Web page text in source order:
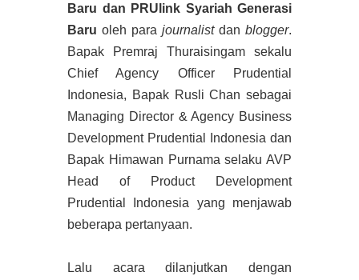
Baru dan PRUlink Syariah Generasi
Baru oleh para journalistdan blogger.
Bapak Premraj Thuraisingam sekalu
Chief Agency Officer Prudential
Indonesia, Bapak Rusli Chan sebagai
Managing Director & Agency Business
Development Prudential Indonesia dan
Bapak Himawan Purnama selaku AVP
Head of Product Development
Prudential Indonesia yang menjawab
beberapa pertanyaan.
Lalu acara dilanjutkan dengan